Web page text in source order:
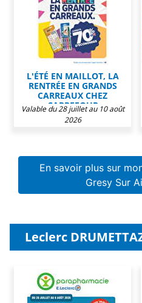
L'ÉTÉ EN MAILLOT, LA
RENTRÉE EN GRANDS
CARREAUX CHEZ
CARREFOUR
Valable du 28 juillet au 10 août
2026
En savoir plus sur
Gresy Sur
Leclerc